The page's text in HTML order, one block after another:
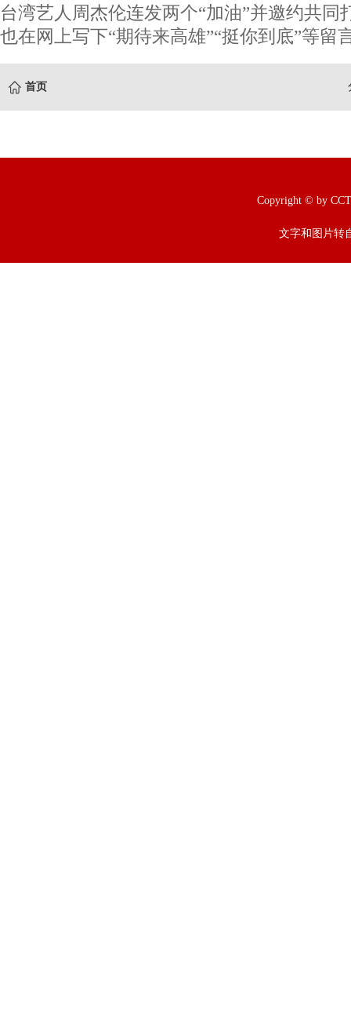
台湾艺人周杰伦连发两个“加油”并邀约共同
也在网上写下“期待来高雄”“挺你到底”等留
首页
Copyright © by
文字和图片转